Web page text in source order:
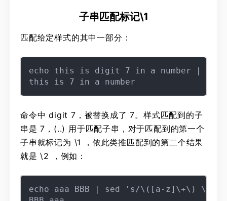
子串匹配标记\1
匹配给定样式的其中一部分：
echo this is digit 7 in a number |
命令中 digit 7，被替换成了 7。样式匹配到的子
串是 7，(..) 用于匹配子串，对于匹配到的第一个
子串就标记为 \1 ，依此类推匹配到的第二个结果
就是 \2 ，例如：
echo aaa BBB | sed 's/\([a-z]\+\)